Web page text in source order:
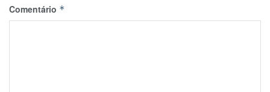
Comentário *